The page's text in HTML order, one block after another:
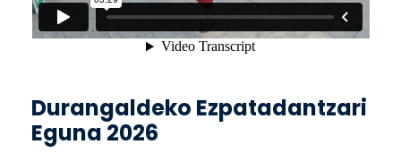
Durangaldeko Ezpatadantzari
Eguna 2026